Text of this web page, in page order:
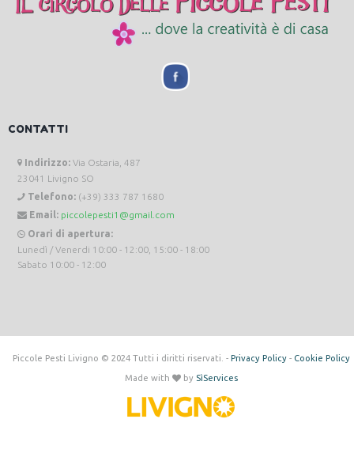
CONTATTI
Indirizzo: Via Ostaria, 487
23041 Livigno SO
Telefono: (+39) 333 787 1680
Email: piccolepesti1@gmail.com
Orari di apertura:
Lunedì / Venerdi 10:00 - 12:00, 15:00 - 18:00
Sabato 10:00 - 12:00
Piccole Pesti Livigno © 2024 Tutti i diritti riservati. - Privacy Policy- Cookie Policy
Made with by SìServices